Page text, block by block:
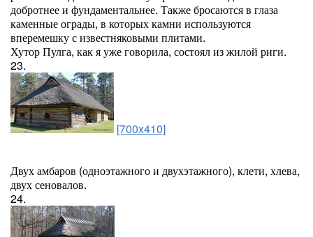
добротнее и фундаментальнее. Также бросаются в глаза
каменные ограды, в которых камни используются
вперемешку с известняковыми плитами.
Хутор Пулга, как я уже говорила, состоял из жилой риги.
23.
[700x410]
Двух амбаров (одноэтажного и двухэтажного), клети, хлева,
двух сеновалов.
24.